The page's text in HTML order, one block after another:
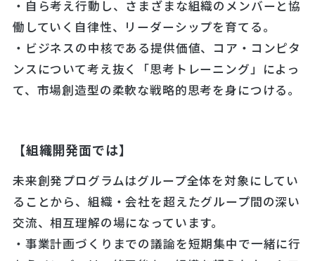
・自ら考え行動し、さまざまな組織のメンバーと協
働していく自律性、リーダーシップを育てる。
・ビジネスの中核である提供価値、コア・コンピタ
ンスについて考え抜く「思考トレーニング」によっ
て、市場創造型の柔軟な戦略的思考を身につける。
【組織開発面では】
未来創発プログラムはグループ全体を対象にしてい
ることから、組織・会社を超えたグループ間の深い
交流、相互理解の場になっています。
・事業計画づくりまでの議論を短期集中で一緒に行